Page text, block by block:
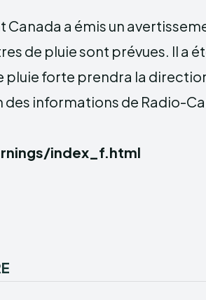
Canada a émis un
de pluie sont prévues. Il a
pluie forte prendra la
des informations de Radio-
index_f.html